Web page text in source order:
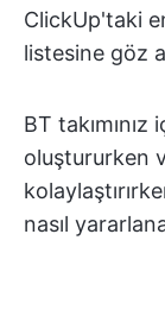
ClickUp'taki
listesine göz
BT
oluştururken
nasıl